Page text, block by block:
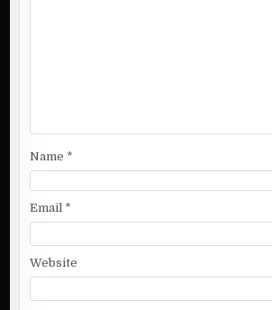
Name *
Email *
Website